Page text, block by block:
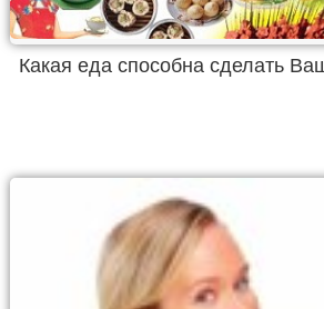
Какая еда способна сделать